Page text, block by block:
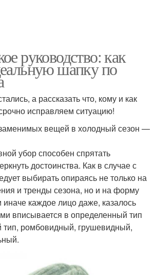
руководство: как
шапку по
а рассказать что, кому и как
исправляем ситуацию!
вещей в холодный сезон —
убор способен спрятать
достоинства. Как в случае с
выбирать опираясь не только на
и тренды сезона, но и на форму
иначе каждое лицо даже, казалось
вписывается в определенный тип
тип, ромбовидный, грушевидный,